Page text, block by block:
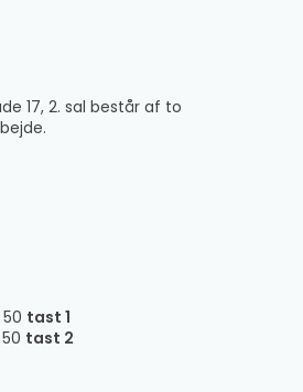
17, 2. sal består af to
tast 1
tast 2